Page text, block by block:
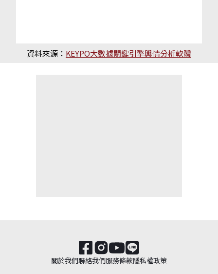
資料來源： KEYPO大數據關鍵引擎輿情分析軟體
關於我們聯絡我們服務條款隱私權政策